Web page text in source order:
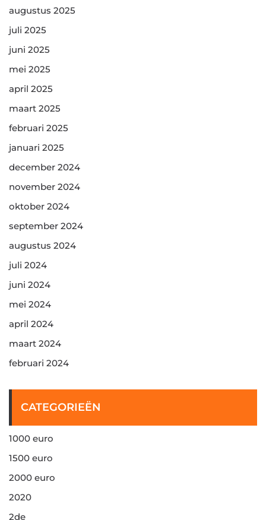
augustus 2025
juli 2025
juni 2025
mei 2025
april 2025
maart 2025
februari 2025
januari 2025
december 2024
november 2024
oktober 2024
september 2024
augustus 2024
juli 2024
juni 2024
mei 2024
april 2024
maart 2024
februari 2024
CATEGORIEËN
1000 euro
1500 euro
2000 euro
2020
2de